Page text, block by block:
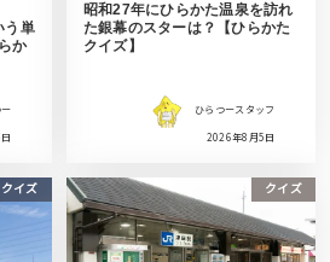
う単
か
昭和27年にひらかた温泉を訪れ
た銀幕のスターは？【ひらかた
クイズ】
ひらつースタッフ
2026年8月5日
クイズ クイズ